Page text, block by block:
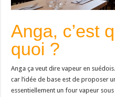
Anga, c’est
quoi ?
Anga ça veut dire vapeur en
car l’idée de base est de proposer
essentiellement un four vapeur